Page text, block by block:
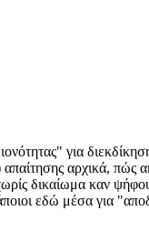
για
αρχικά, πώς
δικαίωμα καν
εδώ μέσα για